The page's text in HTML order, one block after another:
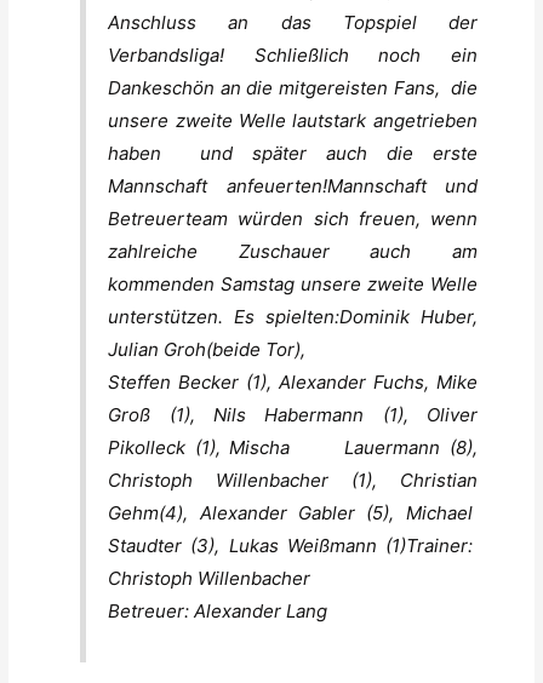
Anschluss an das Topspiel der
Verbandsliga! Schließlich noch ein
Dankeschön an die mitgereisten Fans, die
unsere zweite Welle lautstark angetrieben
haben und später auch die erste
Mannschaft anfeuerten!Mannschaft und
Betreuerteam würden sich freuen, wenn
zahlreiche Zuschauer auch am
kommenden Samstag unsere zweite Welle
unterstützen. Es spielten:Dominik Huber,
Julian Groh(beide Tor),
Steffen Becker (1), Alexander Fuchs, Mike
Groß (1), Nils Habermann (1), Oliver
Pikolleck (1), Mischa Lauermann (8),
Christoph Willenbacher (1), Christian
Gehm(4), Alexander Gabler (5), Michael
Staudter (3), Lukas Weißmann (1)Trainer:
Christoph Willenbacher
Betreuer: Alexander Lang